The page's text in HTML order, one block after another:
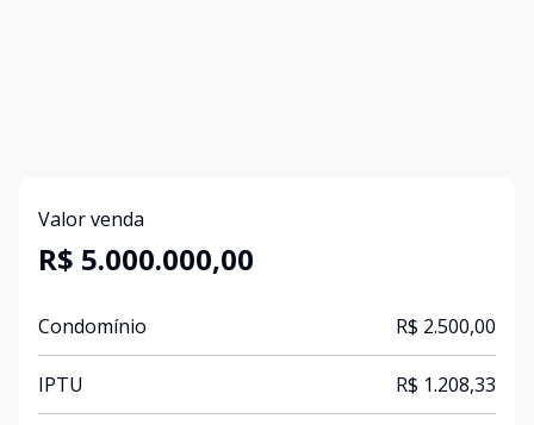
Valor venda
R$ 5.000.000,00
Condomínio R$ 2.500,00
IPTU R$ 1.208,33